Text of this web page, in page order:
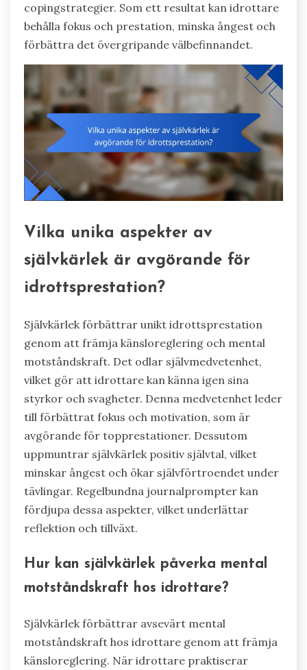
copingstrategier. Som ett resultat kan idrottare
behålla fokus och prestation, minska ångest och
förbättra det övergripande välbefinnandet.
Vilka unika aspekter av
självkärlek är avgörande för
idrottsprestation?
Självkärlek förbättrar unikt idrottsprestation
genom att främja känsloreglering och mental
motståndskraft. Det odlar självmedvetenhet,
vilket gör att idrottare kan känna igen sina
styrkor och svagheter. Denna medvetenhet leder
till förbättrat fokus och motivation, som är
avgörande för topprestationer. Dessutom
uppmuntrar självkärlek positiv självtal, vilket
minskar ångest och ökar självförtroendet under
tävlingar. Regelbundna journalprompter kan
fördjupa dessa aspekter, vilket underlättar
reflektion och tillväxt.
Hur kan självkärlek påverka mental
motståndskraft hos idrottare?
Självkärlek förbättrar avsevärt mental
motståndskraft hos idrottare genom att främja
känsloreglering. När idrottare praktiserar